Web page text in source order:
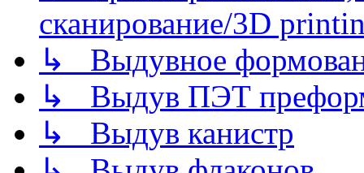
сканирование/3D
↳ Выдувное
↳ Выдув ПЭТ
↳ Выдув канистр